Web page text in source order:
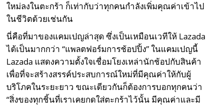
ใหม่ลงในตะกร้า ก็เท่ากับว่าทุกคนกำลังเพิ่มคุณค่าเข้าไป
ในชีวิตด้วยเช่นกัน
นี่คือที่มาของแคมเปญล่าสุด ซึ่งเป็นเหมือนเวทีให้ Lazada
ได้เป็นมากกว่า “แพลตฟอร์มการช้อปปิ้ง” ในแคมเปญนี้
Lazada แสดงความตั้งใจเชื่อมโยงเหล่านักช้อปกับสินค้า
เพื่อที่จะสร้างสรรค์ประสบการณ์ใหม่ที่มีคุณค่าให้กับผู้
บริโภคในระยะยาว ขณะเดียวกันก็ต้องการบอกทุกคนว่า
“สิ่งของทุกชิ้นที่เราเคยกดใส่ตะกร้าไว้นั้น มีคุณค่าและมี